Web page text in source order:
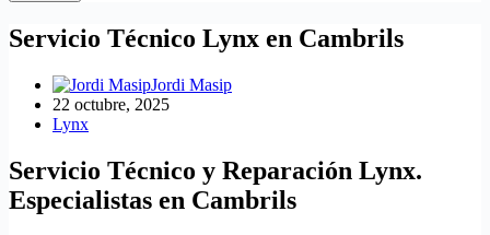
Servicio Técnico Lynx en Cambrils
Jordi Masip
22 octubre, 2025
Lynx
Servicio Técnico y Reparación Lynx.
Especialistas en Cambrils